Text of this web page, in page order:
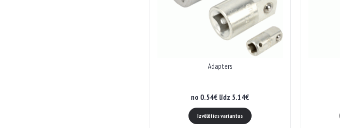
Adapters
no 0.54€ līdz 5.14€
Izvēlēties variantus